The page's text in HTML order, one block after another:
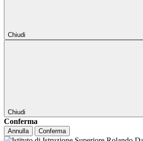
Chiudi
Chiudi
Conferma
Annulla Conferma